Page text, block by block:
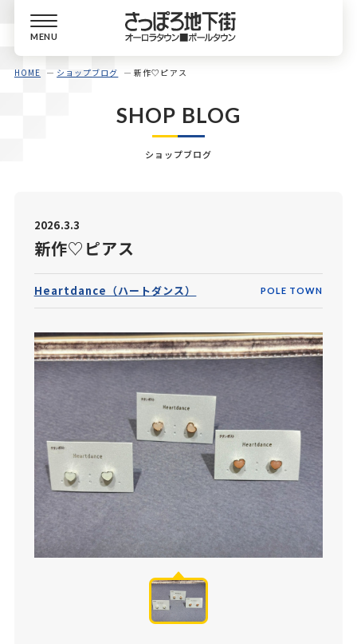
MENU
HOME ショップブログ 新作♡ピアス
SHOP BLOG
ショップブログ
2026.3.3
新作♡ピアス
Heartdance（ハートダンス） POLE TOWN